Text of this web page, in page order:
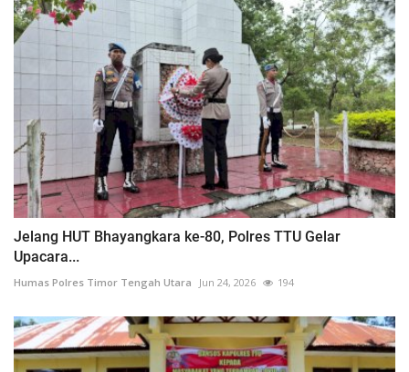
Jelang HUT Bhayangkara ke-80, Polres TTU Gelar
Upacara...
Humas Polres Timor Tengah Utara Jun 24, 2026 194